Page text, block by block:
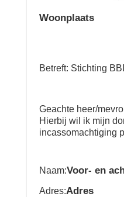
Woonplaats
Betreft: Stichting
Geachte heer/
Hierbij wil ik mijn
incassomachtiging
Naam:Voor- en
Adres:Adres